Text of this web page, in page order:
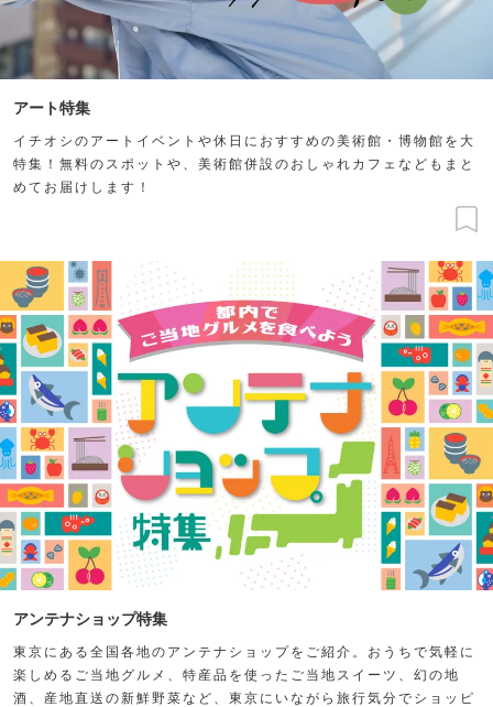
アート特集
イチオシのアートイベントや休日におすすめの美術館・博物館を大
特集！無料のスポットや、美術館併設のおしゃれカフェなどもまと
めてお届けします！
アンテナショップ特集
東京にある全国各地のアンテナショップをご紹介。おうちで気軽に
楽しめるご当地グルメ、特産品を使ったご当地スイーツ、幻の地
酒、産地直送の新鮮野菜など、東京にいながら旅行気分でショッピ